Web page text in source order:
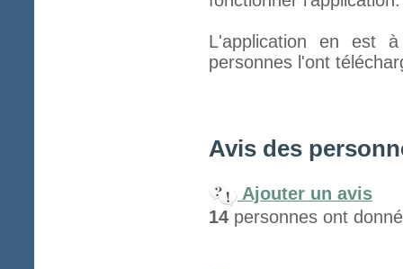
L'application en est
personnes l'ont
Avis des
Ajouter un avis
14 personnes ont